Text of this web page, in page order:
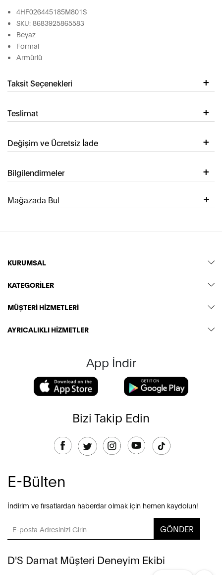
4HF026445185M801S
SKU: 8683925865583
Beyaz
Formal
Armürlü
Taksit Seçenekleri
Teslimat
Değişim ve Ücretsiz İade
Bilgilendirmeler
Mağazada Bul
KURUMSAL
KATEGORİLER
MÜŞTERİ HİZMETLERİ
AYRICALIKLI HİZMETLER
App İndir
Bizi Takip Edin
E-Bülten
İndirim ve fırsatlardan haberdar olmak için hemen kaydolun!
GÖNDER
D'S Damat Müşteri Deneyim Ekibi